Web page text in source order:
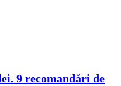
9 recomandări de